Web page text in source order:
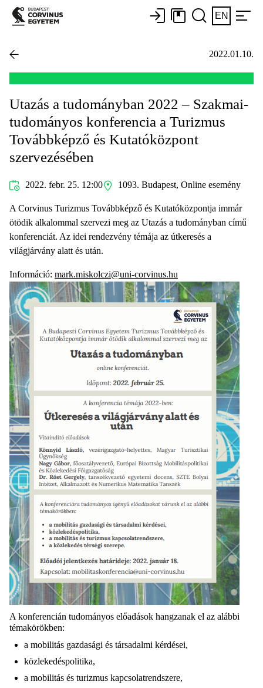
EN
2022.01.10.
Utazás a tudományban 2022 – Szakmai-
tudományos konferencia a Turizmus
Továbbképző és Kutatóközpont
szervezésében
2022. febr. 25. 12:00 1093. Budapest, Online esemény
A Corvinus Turizmus Továbbképző és Kutatóközpontja immár
ötödik alkalommal szervezi meg az Utazás a tudományban című
konferenciát. Az idei rendezvény témája az útkeresés a
világjárvány alatt és után.
Információ: mark.miskolczi@uni-corvinus.hu
A konferencián tudományos előadások hangzanak el az alábbi
témakörökben:
a mobilitás gazdasági és társadalmi kérdései,
közlekedéspolitika,
a mobilitás és turizmus kapcsolatrendszere,